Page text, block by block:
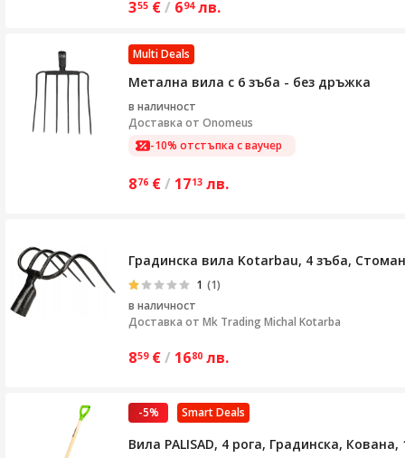
355 €/ 694 лв.
Multi Deals
Метална вила с 6 зъба - без дръжка
в наличност
Доставка от Onomeus
-10% отстъпка с ваучер
876 €/ 1713 лв.
Градинска вила Kotarbau, 4 зъба,
1 (1)
в наличност
Доставка от Mk Trading Michal Kotarba
859 €/ 1680 лв.
Smart Deals
-5%
Вила PALISAD, 4 рога, Градинска,